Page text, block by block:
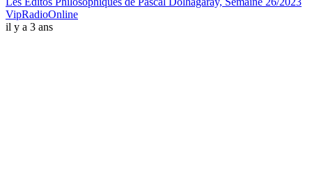
VipRadioOnline
il y a 3 ans